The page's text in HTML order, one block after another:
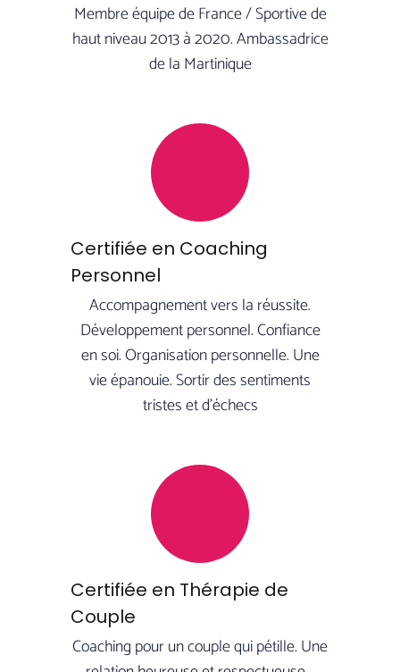
Membre équipe de France / Sportive de
haut niveau 2013 à 2020. Ambassadrice
de la Martinique
Certifiée en Coaching
Personnel
Accompagnement vers la réussite.
Développement personnel. Confiance
en soi. Organisation personnelle. Une
vie épanouie. Sortir des sentiments
tristes et d’échecs
Certifiée en Thérapie de
Couple
Coaching pour un couple qui pétille. Une